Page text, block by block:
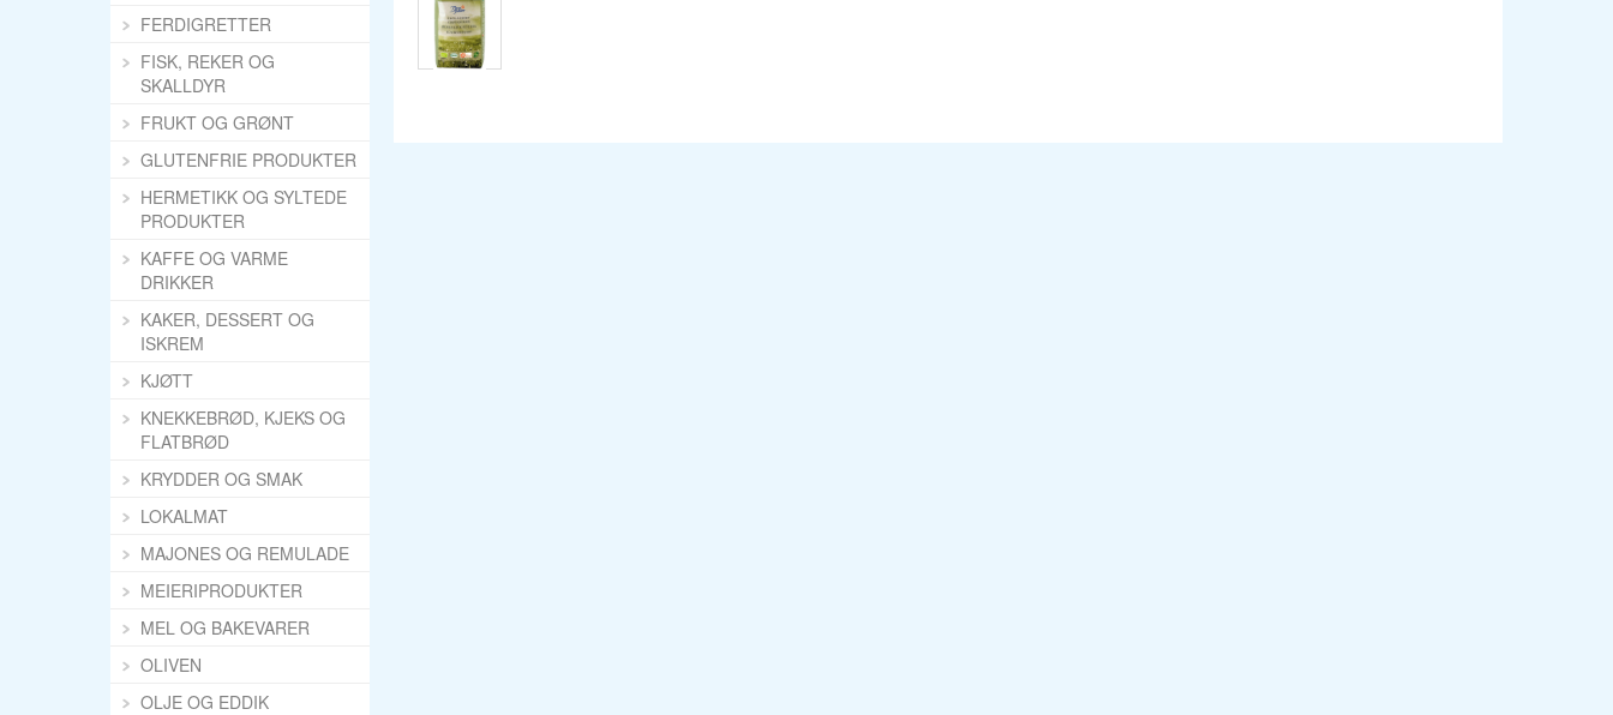
FERDIGRETTER
FISK, REKER OG
SKALLDYR
FRUKT OG GRØNT
GLUTENFRIE PRODUKTER
HERMETIKK OG SYLTEDE
PRODUKTER
KAFFE OG VARME
DRIKKER
KAKER, DESSERT OG
ISKREM
KJØTT
KNEKKEBRØD, KJEKS OG
FLATBRØD
KRYDDER OG SMAK
LOKALMAT
MAJONES OG REMULADE
MEIERIPRODUKTER
MEL OG BAKEVARER
OLIVEN
OLJE OG EDDIK